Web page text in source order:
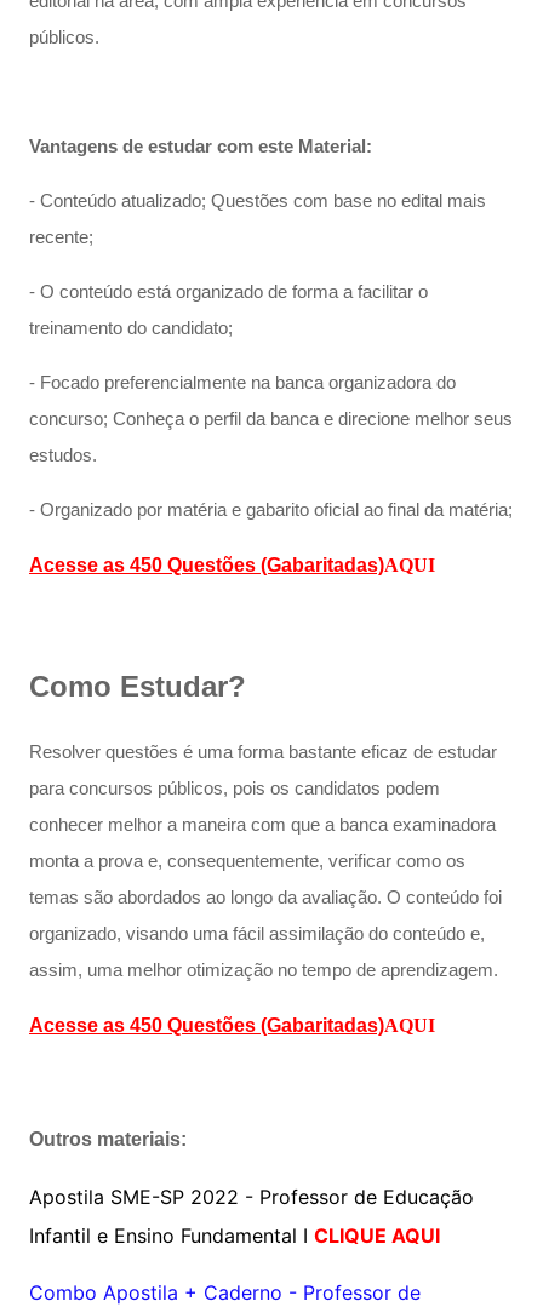
públicos.
Vantagens de estudar com este Material:
- Conteúdo atualizado; Questões com base no edital mais
recente;
- O conteúdo está organizado de forma a facilitar o
treinamento do candidato;
- Focado preferencialmente na banca organizadora do
concurso; Conheça o perfil da banca e direcione melhor seus
estudos.
- Organizado por matéria e gabarito oficial ao final da matéria;
Acesse as 450 Questões (Gabaritadas)AQUI
Como Estudar?
Resolver questões é uma forma bastante eficaz de estudar
para concursos públicos, pois os candidatos podem
conhecer melhor a maneira com que a banca examinadora
monta a prova e, consequentemente, verificar como os
temas são abordados ao longo da avaliação. O conteúdo foi
organizado, visando uma fácil assimilação do conteúdo e,
assim, uma melhor otimização no tempo de aprendizagem.
Acesse as 450 Questões (Gabaritadas)AQUI
Outros materiais:
Apostila SME-SP 2022 - Professor de Educação
Infantil e Ensino Fundamental I CLIQUE AQUI
Combo Apostila + Caderno - Professor de